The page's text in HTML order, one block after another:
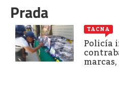
Prada
TACNA
Policía